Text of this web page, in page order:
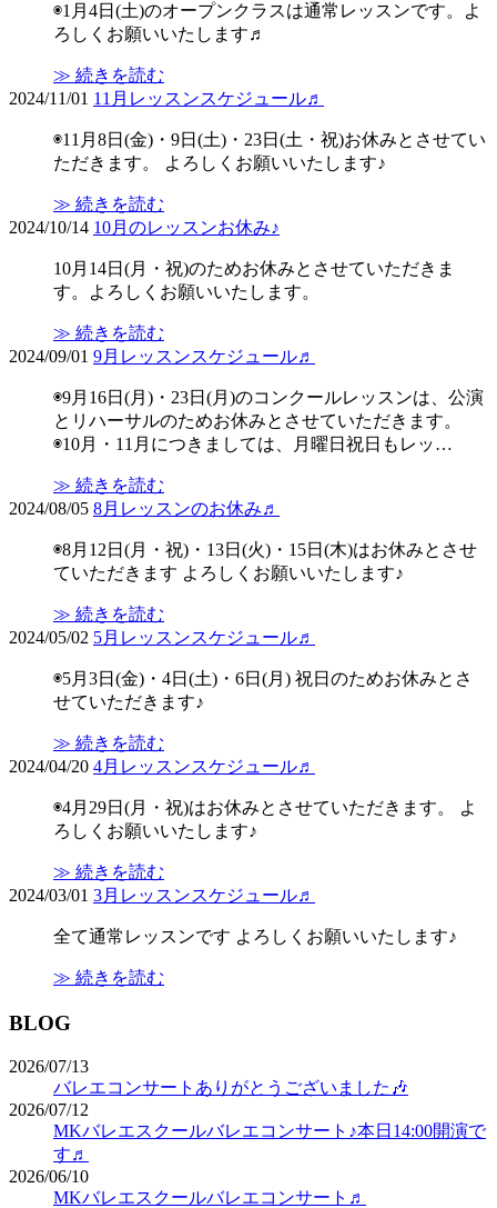
◉1月4日(土)のオープンクラスは通常レッスンです。よ
ろしくお願いいたします♬
≫ 続きを読む
2024/11/01 11月レッスンスケジュール♬
◉11月8日(金)・9日(土)・23日(土・祝)お休みとさせてい
ただきます。 よろしくお願いいたします♪
≫ 続きを読む
2024/10/14 10月のレッスンお休み♪
10月14日(月・祝)のためお休みとさせていただきま
す。よろしくお願いいたします。
≫ 続きを読む
2024/09/01 9月レッスンスケジュール♬
◉9月16日(月)・23日(月)のコンクールレッスンは、公演
とリハーサルのためお休みとさせていただきます。
◉10月・11月につきましては、月曜日祝日もレッ…
≫ 続きを読む
2024/08/05 8月レッスンのお休み♬
◉8月12日(月・祝)・13日(火)・15日(木)はお休みとさせ
ていただきます よろしくお願いいたします♪
≫ 続きを読む
2024/05/02 5月レッスンスケジュール♬
◉5月3日(金)・4日(土)・6日(月) 祝日のためお休みとさ
せていただきます♪
≫ 続きを読む
2024/04/20 4月レッスンスケジュール♬
◉4月29日(月・祝)はお休みとさせていただきます。 よ
ろしくお願いいたします♪
≫ 続きを読む
2024/03/01 3月レッスンスケジュール♬
全て通常レッスンです よろしくお願いいたします♪
≫ 続きを読む
BLOG
2026/07/13
バレエコンサートありがとうございました🎶
2026/07/12
MKバレエスクールバレエコンサート♪本日14:00開演で
す♬
2026/06/10
MKバレエスクールバレエコンサート♬